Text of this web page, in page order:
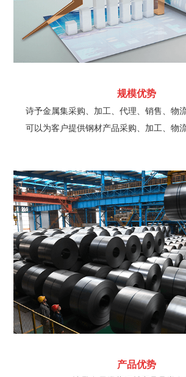
规模优势
诗予金属集采购、加工、代理、销售、物
可以为客户提供钢材产品采购、加工、物
产品优势